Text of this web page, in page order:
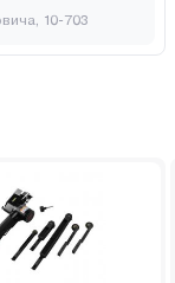
10-703